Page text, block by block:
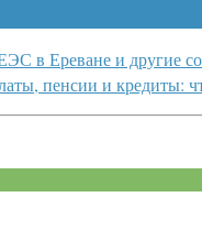
в Ереване и другие
пенсии и кредиты: